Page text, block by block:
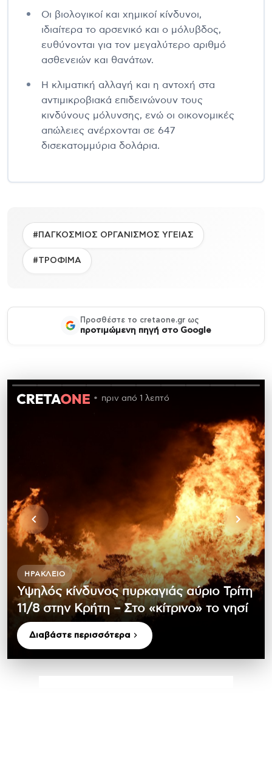
Οι βιολογικοί και χημικοί κίνδυνοι,
ιδιαίτερα το αρσενικό και ο μόλυβδος,
ευθύνονται για τον μεγαλύτερο αριθμό
ασθενειών και θανάτων.
Η κλιματική αλλαγή και η αντοχή στα
αντιμικροβιακά επιδεινώνουν τους
κινδύνους μόλυνσης, ενώ οι οικονομικές
απώλειες ανέρχονται σε 647
δισεκατομμύρια δολάρια.
#ΠΑΓΚΟΣΜΙΟΣ ΟΡΓΑΝΙΣΜΟΣ ΥΓΕΙΑΣ
#ΤΡΟΦΙΜΑ
Προσθέστε το cretaone.gr ως
προτιμώμενη πηγή στο Google
πριν από 1 λεπτό
ΗΡΆΚΛΕΙΟ
Υψηλός κίνδυνος πυρκαγιάς αύριο Τρίτη
11/8 στην Κρήτη – Στο «κίτρινο» το νησί
Διαβάστε περισσότερα